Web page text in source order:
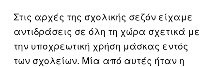
Στις αρχές της σχολικής σεζόν είχαμε
αντιδράσεις σε όλη τη χώρα σχετικά με
την υποχρεωτική χρήση μάσκας εντός
των σχολείων. Μία από αυτές ήταν η